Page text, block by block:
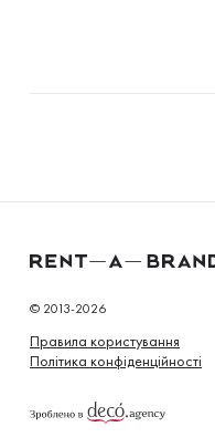
© 2013-2026
Правила користування
Політика конфіденційності